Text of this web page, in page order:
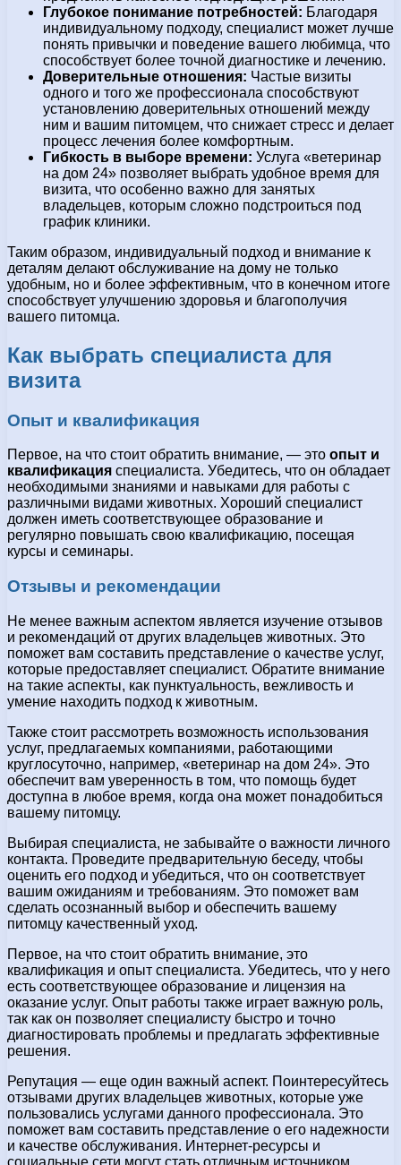
Глубокое понимание потребностей: Благодаря
индивидуальному подходу, специалист может лучше
понять привычки и поведение вашего любимца, что
способствует более точной диагностике и лечению.
Доверительные отношения: Частые визиты
одного и того же профессионала способствуют
установлению доверительных отношений между
ним и вашим питомцем, что снижает стресс и делает
процесс лечения более комфортным.
Гибкость в выборе времени: Услуга «ветеринар
на дом 24» позволяет выбрать удобное время для
визита, что особенно важно для занятых
владельцев, которым сложно подстроиться под
график клиники.
Таким образом, индивидуальный подход и внимание к
деталям делают обслуживание на дому не только
удобным, но и более эффективным, что в конечном итоге
способствует улучшению здоровья и благополучия
вашего питомца.
Как выбрать специалиста для
визита
Опыт и квалификация
Первое, на что стоит обратить внимание, — это опыт и
квалификация специалиста. Убедитесь, что он обладает
необходимыми знаниями и навыками для работы с
различными видами животных. Хороший специалист
должен иметь соответствующее образование и
регулярно повышать свою квалификацию, посещая
курсы и семинары.
Отзывы и рекомендации
Не менее важным аспектом является изучение отзывов
и рекомендаций от других владельцев животных. Это
поможет вам составить представление о качестве услуг,
которые предоставляет специалист. Обратите внимание
на такие аспекты, как пунктуальность, вежливость и
умение находить подход к животным.
Также стоит рассмотреть возможность использования
услуг, предлагаемых компаниями, работающими
круглосуточно, например, «ветеринар на дом 24». Это
обеспечит вам уверенность в том, что помощь будет
доступна в любое время, когда она может понадобиться
вашему питомцу.
Выбирая специалиста, не забывайте о важности личного
контакта. Проведите предварительную беседу, чтобы
оценить его подход и убедиться, что он соответствует
вашим ожиданиям и требованиям. Это поможет вам
сделать осознанный выбор и обеспечить вашему
питомцу качественный уход.
Первое, на что стоит обратить внимание, это
квалификация и опыт специалиста. Убедитесь, что у него
есть соответствующее образование и лицензия на
оказание услуг. Опыт работы также играет важную роль,
так как он позволяет специалисту быстро и точно
диагностировать проблемы и предлагать эффективные
решения.
Репутация — еще один важный аспект. Поинтересуйтесь
отзывами других владельцев животных, которые уже
пользовались услугами данного профессионала. Это
поможет вам составить представление о его надежности
и качестве обслуживания. Интернет-ресурсы и
социальные сети могут стать отличным источником